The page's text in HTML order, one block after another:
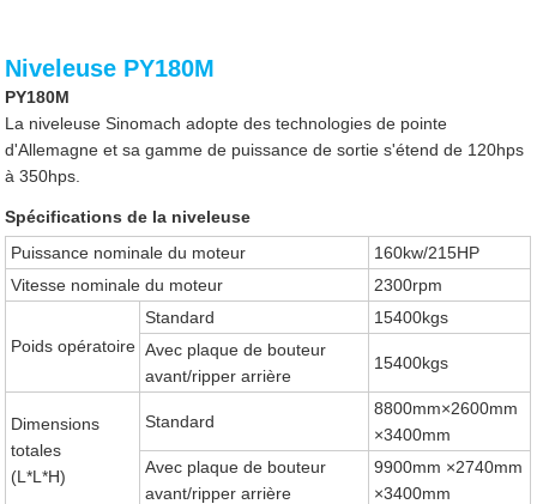
Niveleuse PY180M
PY180M
La niveleuse Sinomach adopte des technologies de pointe
d'Allemagne et sa gamme de puissance de sortie s'étend de 120hps
à 350hps.
Spécifications de la niveleuse
Puissance nominale du moteur
160kw/215HP
Vitesse nominale du moteur
2300rpm
Poids opératoire
Standard
15400kgs
Avec plaque de bouteur
avant/ripper arrière
15400kgs
Dimensions
totales
(L*L*H)
Standard
8800mm×2600mm
×3400mm
Avec plaque de bouteur
avant/ripper arrière
9900mm ×2740mm
×3400mm